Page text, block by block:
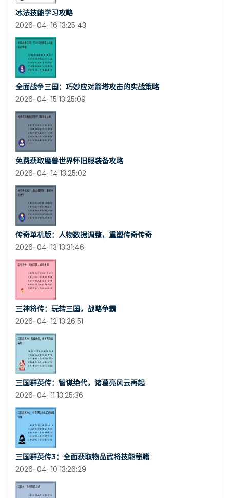
冰法技能学习攻略
2026-04-16 13:25:43
全面战争三国：巧妙应对箭塔攻击的实战策略
2026-04-15 13:25:09
免费获取魔兽世界怀旧服装备攻略
2026-04-14 13:25:02
传奇单机版：人物数据调整，重塑传奇传奇
2026-04-13 13:31:46
三神将传：玩转三国，战略争霸
2026-04-12 13:26:51
三国群英传：智谋绝代，诸葛亮风云再起
2026-04-11 13:25:36
三国群英传3：全面获取物品武将技能秘籍
2026-04-10 13:26:29